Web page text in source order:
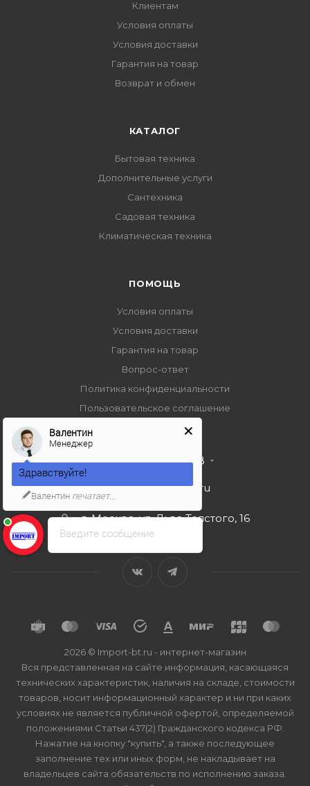
Клиентам
Условия оплаты
Условия доставки
Гарантия на товар
Возврат и обмен
КАТАЛОГ
Бытовая техника
Дополнительные услуги
Сантехника
Садовая техника
Климатическая техника
ПОМОЩЬ
Условия оплаты
Условия доставки
Гарантия на товар
Вопрос-ответ
Политика конфиденциальности
Пользовательское соглашение
+7 495 989 53 38
import-bt@bk.ru
г. Москва, ул. Льва Толстого, 16
2026 © Import-bt.ru - интернет-магазин
Вся представленная на сайте информация, касающаяся
технических характеристик, наличия на складе, стоимости
товаров, носит информационный характер и ни при каких
условиях не является публичной офертой, определяемой
положениями Статьи 437(2) Гражданского кодекса РФ.
Нажатие на кнопку "купить", а также последующее
заполнение тех или иных форм, не накладывает на
владельцев сайта обязательств по исполнению заказа.
Введите сообщение
Валентин
Менеджер
Здравствуйте!
Валентин печатает...